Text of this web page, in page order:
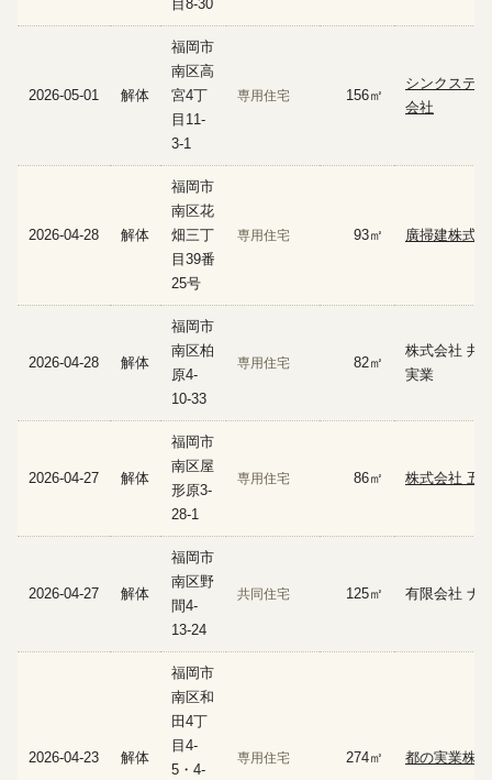
目8-30
2026-05-01 解体
福岡市
南区高
宮4丁
目11-
3-1
専用住宅 156㎡
シンクステ
会社
2026-04-28 解体
福岡市
南区花
畑三丁
目39番
25号
専用住宅 93㎡ 廣掃建株式
2026-04-28 解体
福岡市
南区柏
原4-
10-33
専用住宅 82㎡
株式会社 井
実業
2026-04-27 解体
福岡市
南区屋
形原3-
28-1
専用住宅 86㎡ 株式会社 五
2026-04-27 解体
福岡市
南区野
間4-
13-24
共同住宅 125㎡ 有限会社 ナ
2026-04-23 解体
福岡市
南区和
田4丁
目4-
5・4-
専用住宅 274㎡ 都の実業株